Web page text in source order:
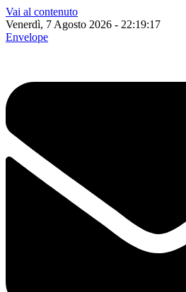
Vai al contenuto
Venerdì, 7 Agosto 2026 - 22:19:18
Envelope